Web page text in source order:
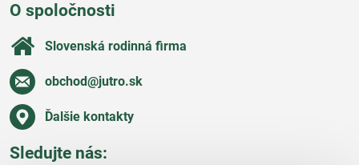
O spoločnosti
Slovenská rodinná firma
obchod​@jutro​.sk
Ďalšie kontakty
Sledujte nás: